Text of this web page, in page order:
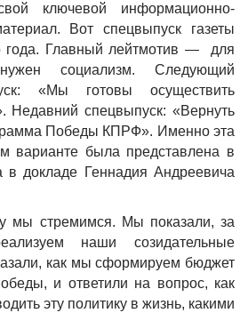
ключевой информационно-
Вот спецвыпуск газеты
года. Главный лейтмотив — для
социализм. Следующий
«Мы готовы осуществить
Недавний спецвыпуск: «Вернуть
Победы КПРФ». Именно эта
варианте была представлена в
в докладе Геннадия Андреевича
мы стремимся. Мы показали, за
наши созидательные
как мы сформируем бюджет
и ответили на вопрос, как
эту политику в жизнь, какими